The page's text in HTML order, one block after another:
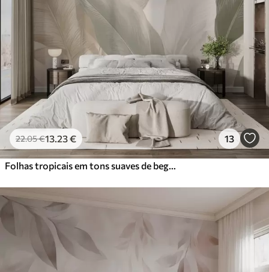
Vinil Premium
39.00 €/m²
Peel and Stick
81.6749.00€/m²
22.05€13 .23€ 13